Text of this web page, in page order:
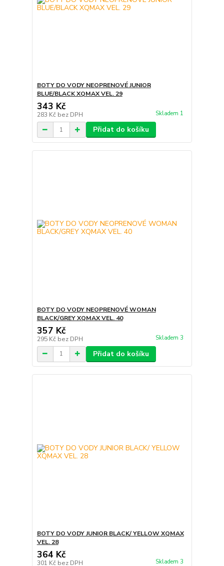
BOTY DO VODY NEOPRENOVÉ JUNIOR
BLUE/BLACK XQMAX VEL. 29
343 Kč
283 Kč bez DPH Skladem 1
Přidat do košíku
BOTY DO VODY NEOPRENOVÉ WOMAN
BLACK/GREY XQMAX VEL. 40
357 Kč
295 Kč bez DPH Skladem 3
Přidat do košíku
BOTY DO VODY JUNIOR BLACK/ YELLOW XQMAX
VEL. 28
364 Kč
301 Kč bez DPH Skladem 3